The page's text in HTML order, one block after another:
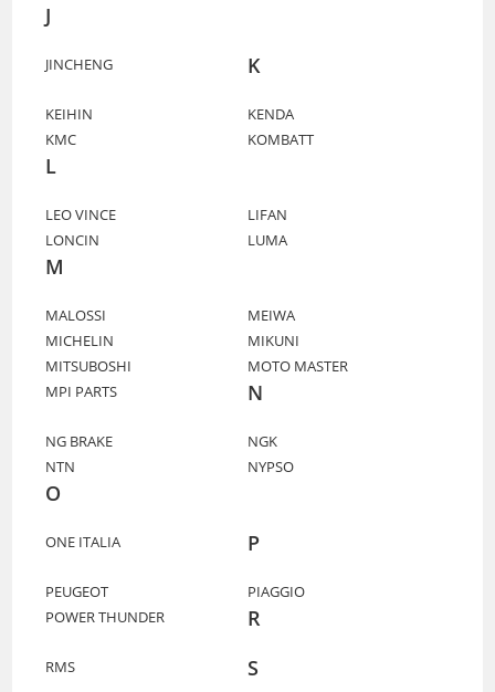
J
JINCHENG K
KEIHIN
KENDA
KMC
KOMBATT
L
LEO VINCE
LIFAN
LONCIN
LUMA
M
MALOSSI
MEIWA
MICHELIN
MIKUNI
MITSUBOSHI
MOTO MASTER
MPI PARTS
N
NG BRAKE
NGK
NTN
NYPSO
O
ONE ITALIA P
PEUGEOT
PIAGGIO
POWER THUNDER
R
RMS S